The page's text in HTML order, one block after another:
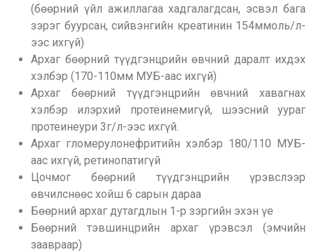
(бөөрний үйл ажиллагаа хадгалагдсан, эсвэл бага
зэрэг буурсан, сийвэнгийн креатинин 154ммоль/л-
ээс ихгүй)
Архаг бөөрний түүдгэнцрийн өвчний даралт ихдэх
хэлбэр (170-110мм МУБ-аас ихгүй)
Архаг бөөрний түүдгэнцрийн өвчний хавагнах
хэлбэр илэрхий протеинемигүй, шээсний уураг
протеинеури 3г/л-ээс ихгүй.
Архаг гломерулонефритийн хэлбэр 180/110 МУБ-
аас ихгүй, ретинопатигүй
Цочмог бөөрний түүдгэнцрийн үрэвслээр
өвчилснөөс хойш 6 сарын дараа
Бөөрний архаг дутагдлын 1-р зэргийн эхэн үе
Бөөрний тэвшинцрийн архаг үрэвсэл (эмчийн
заавраар)